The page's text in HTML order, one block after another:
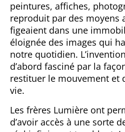
peintures, affiches,
reproduit par des moyens
figeaient dans une
éloignée des images qui
notre quotidien.
d’abord fasciné par la
restituer le mouvement et
vie.
Les frères Lumière ont
d’avoir accès à une sorte